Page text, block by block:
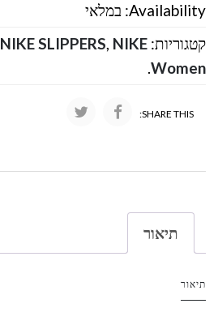
Availability: במלאי
קטגוריות:
NIKE SLIPPERS, NIKE-נייק
Women
.
SHARE THIS:
תיאור
תיאור